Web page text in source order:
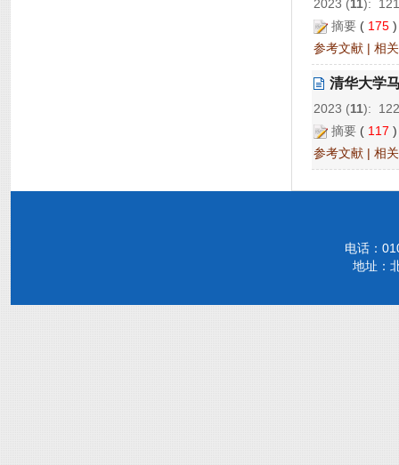
2023 (11):
摘要 ( 175
参考文献 | 相
清华大学
2023 (11):
摘要 ( 117
参考文献 | 相
电话：
地址：